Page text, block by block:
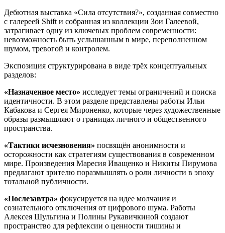
Дебютная выставка «Сила отсутствия?», созданная совместно
с галереей Shift и собранная из коллекции Зои Галеевой,
затрагивает одну из ключевых проблем современности:
невозможность быть услышанным в мире, переполненном
шумом, тревогой и контролем.
Экспозиция структурирована в виде трёх концептуальных
разделов:
«Назначенное место» исследует темы ограничений и поиска
идентичности. В этом разделе представлены работы Ильи
Кабакова и Сергея Мироненко, которые через художественные
образы размышляют о границах личного и общественного
пространства.
«Тактики исчезновения» посвящён анонимности и
осторожности как стратегиям существования в современном
мире. Произведения Маресия Иващенко и Никиты Пирумова
предлагают зрителю поразмышлять о роли личности в эпоху
тотальной публичности.
«Послезавтра» фокусируется на идее молчания и
сознательного отключения от цифрового шума. Работы
Алексея Шульгина и Полины Рукавичкиной создают
пространство для рефлексии о ценности тишины и